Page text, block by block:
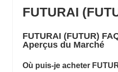
FUTURAI
FUTURAI (FUTUR)
Aperçus du Marché
Où puis-je acheter